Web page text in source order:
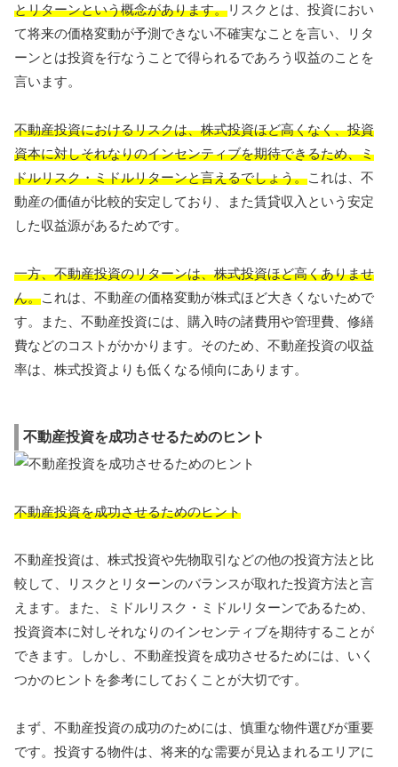
とリターンという概念があります。リスクとは、投資におい
て将来の価格変動が予測できない不確実なことを言い、リタ
ーンとは投資を行なうことで得られるであろう収益のことを
言います。
不動産投資におけるリスクは、株式投資ほど高くなく、投資
資本に対しそれなりのインセンティブを期待できるため、ミ
ドルリスク・ミドルリターンと言えるでしょう。これは、不
動産の価値が比較的安定しており、また賃貸収入という安定
した収益源があるためです。
一方、不動産投資のリターンは、株式投資ほど高くありませ
ん。これは、不動産の価格変動が株式ほど大きくないためで
す。また、不動産投資には、購入時の諸費用や管理費、修繕
費などのコストがかかります。そのため、不動産投資の収益
率は、株式投資よりも低くなる傾向にあります。
不動産投資を成功させるためのヒント
不動産投資を成功させるためのヒント
不動産投資は、株式投資や先物取引などの他の投資方法と比
較して、リスクとリターンのバランスが取れた投資方法と言
えます。また、ミドルリスク・ミドルリターンであるため、
投資資本に対しそれなりのインセンティブを期待することが
できます。しかし、不動産投資を成功させるためには、いく
つかのヒントを参考にしておくことが大切です。
まず、不動産投資の成功のためには、慎重な物件選びが重要
です。投資する物件は、将来的な需要が見込まれるエリアに